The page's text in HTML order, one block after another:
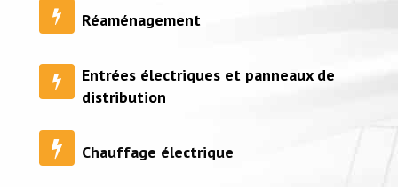
Réaménagement
Entrées électriques et panneaux de
distribution
Chauffage électrique